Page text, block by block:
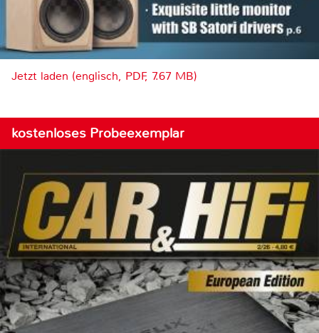
Jetzt laden (englisch, PDF, 7.67 MB)
kostenloses Probeexemplar